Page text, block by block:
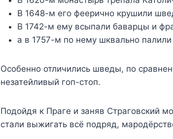
В 1648-м его феерично крушили
В 1742-м ему всыпали баварцы и
а в 1757-м по нему шквально палили
Особенно отличились шведы, по
незатейливый гоп-стоп.
Подойдя к Праге и заняв Страговский
стали выжигать всё подряд,